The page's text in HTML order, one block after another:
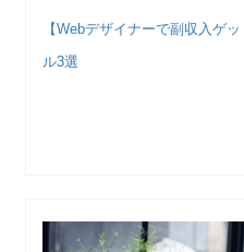
【Webデザイナーで副収入ゲ
ル3選